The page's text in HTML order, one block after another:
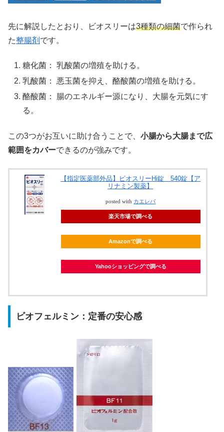
先に解説したとおり、ビオスリーは3種類の細菌で作られ
た整腸剤 です。
糖化菌： 乳酸菌の増殖を助ける。
乳酸菌： 悪玉菌を抑え、酪酸菌の増殖を助ける。
酪酸菌： 腸のエネルギー源になり、大腸を元気にす
る。
この3つがお互いに助け合うことで、 小腸から大腸まで広
範囲をカバーできるのが強みです。
【指定医薬部外品】ビオスリーHi錠 540錠【ア
リナミン製薬】
posted with カエレバ
楽天市場で調べる
Amazonで調べる
Yahooショッピングで調べる
ビオフェルミン：定番の安心感